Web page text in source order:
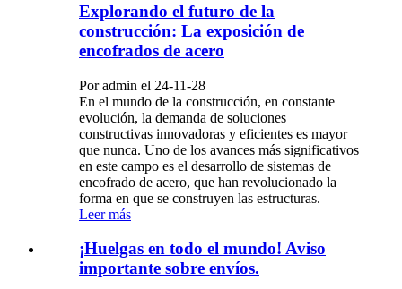
Explorando el futuro de la
construcción: La exposición de
encofrados de acero
Por admin el 24-11-28
En el mundo de la construcción, en constante
evolución, la demanda de soluciones
constructivas innovadoras y eficientes es mayor
que nunca. Uno de los avances más significativos
en este campo es el desarrollo de sistemas de
encofrado de acero, que han revolucionado la
forma en que se construyen las estructuras.
Leer más
¡Huelgas en todo el mundo! Aviso
importante sobre envíos.